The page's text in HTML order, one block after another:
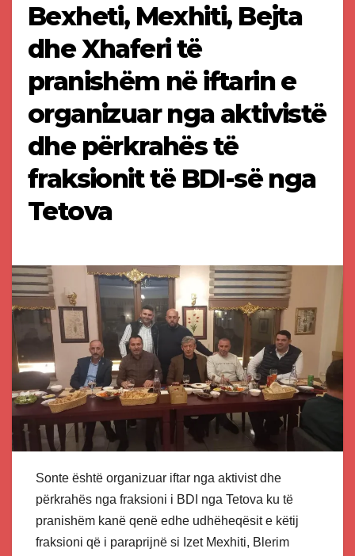
Bexheti, Mexhiti, Bejta
dhe Xhaferi të
pranishëm në iftarin e
organizuar nga aktivistë
dhe përkrahës të
fraksionit të BDI-së nga
Tetova
Sonte është organizuar iftar nga aktivist dhe
përkrahës nga fraksioni i BDI nga Tetova ku të
pranishëm kanë qenë edhe udhëheqësit e këtij
fraksioni që i paraprijnë si Izet Mexhiti, Blerim